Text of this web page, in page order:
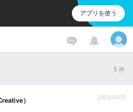
アプリを使う
5 件
） 2023/03/05